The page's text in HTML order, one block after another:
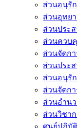
ส่วนอนุรั
ส่วนอุทย
ส่วนประ
ส่วนควบ
ส่วนจัดก
ส่วนประ
ส่วนอนุรั
ส่วนจัดก
ส่วนอำน
ส่วนวิชาก
ศูนย์ปฏิบัติ